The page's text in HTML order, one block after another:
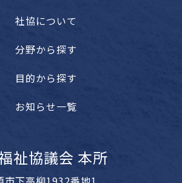
社協について
分野から探す
目的から探す
お知らせ一覧
祉協議会 本所